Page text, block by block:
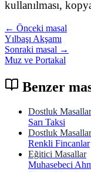
kullanılması,
← Önceki masal
Yılbaşı Akşamı
Sonraki masal →
Muz ve Portakal
Benzer
Dostluk
Sarı Taksi
Dostluk
Renkli Fincanlar
Eğitici Masallar
Muhasebeci